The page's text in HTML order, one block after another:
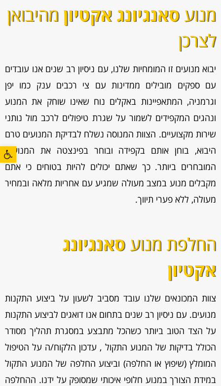
פתח
מנוע סאנגיונג אקטיון מהיבואן
לצרכן
יבוא מנועים זו המומחיות שלנו, עם ניסיון רב שנים אנו עובדים
עם ספקים מובילים ממדינות עם צי רכבים ענק כמו יפן
וגרמניה, המתאפיינות באקלים נוח שאינו שוחק את המנוע
ונהגים המקפידים לשמור על שגרת טיפולים לרכב מול נותני
שירות מקצועיים. הצוות המנוסה נשלח לבדיקת המנועים טרם
היבוא, בוחן אותם בקפידה ובוחר בפינצטה את המנועים
המובחרים ביותר. כך שאתם יכולים להיות בטוחים כי אתם
מקבלים מנוע במצב מעולה שמגיע עם אחריות מלאה ובמחיר
מעולה, ללא פערי תיווך.
החלפת מנוע סאנגיונג
אקטיון
צוות המכונאים שלנו עובד מסביב לשעון על ביצוע התקנות
מנועים. עם ניסיון רב שנים בתחום אנו דואגים לביצוע התקנות
על הצד הטוב ביותר כשהכל מתבצע במסגרת תהליך מסודר
הכולל בדיקות של המנוע התקול , עדכון הלקוח/ה על הטיפול
המומלץ (שיפוץ או החלפה) וביצוע החלפה של המנוע התקול
במידת הצורך במנוע חלופי איכותי שמסופק על ידנו. ההחלפה